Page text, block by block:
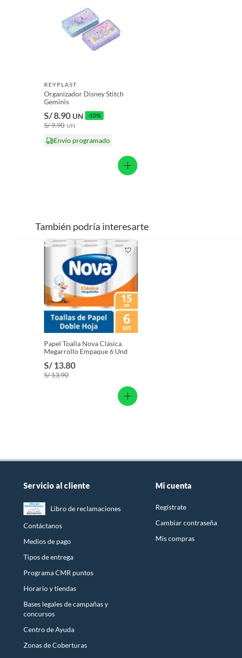
Licores y cigarros electrónicos.
REYPLAST
Organizador Disney Stitch
Geminis
S/ 8.90 UN -10%
S/ 9.90 UN
Envío programado
También podría interesarte
Papel Toalla Nova Clásica
Megarrollo Empaque 6 Und
S/ 13.80
S/ 13.90
Servicio al cliente
Libro de reclamaciones
Contáctanos
Medios de pago
Tipos de entrega
Programa CMR puntos
Horario y tiendas
Bases legales de campañas y
concursos
Centro de Ayuda
Zonas de Coberturas
Mi cuenta
Regístrate
Cambiar contraseña
Mis compras